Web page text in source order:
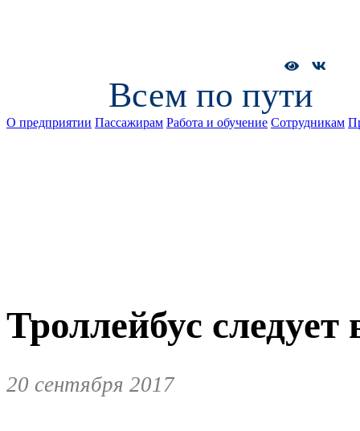
Всем по пути
О предприятии Пассажирам Работа и обучение Сотрудникам
Троллейбус
20 сентября 2017